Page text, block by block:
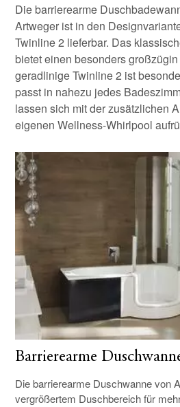
Die barrierearme
Artweger ist in den
Twinline 2 lieferbar. Das
bietet einen besonders
geradlinige Twinline 2 ist
passt in nahezu jedes
lassen sich mit der zusätzlichen
eigenen Wellness-Whirlpool
Barrierearme
Die barrierearme Duschwanne von
vergrößertem Duschbereich für